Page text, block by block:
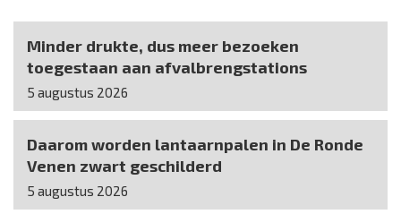
Minder drukte, dus meer bezoeken
toegestaan aan afvalbrengstations
5 augustus 2026
Daarom worden lantaarnpalen in De Ronde
Venen zwart geschilderd
5 augustus 2026